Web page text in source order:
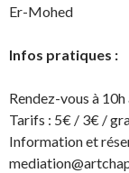
Er-Mohed
Infos pratiques :
Rendez-vous à
Tarifs : 5€ / 3€ /
Information et